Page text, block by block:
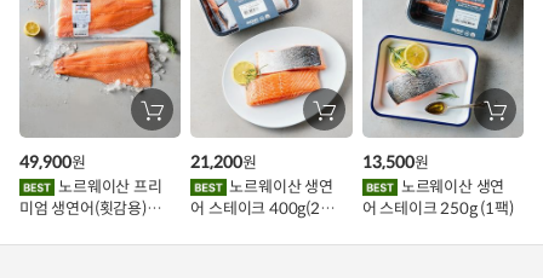
장
바
에
담
기
노르웨이산 프리
미엄 생연어(횟감용)
49,900원
장
바
에
담
기
노르웨이산 생연
어 스테이크 400g(2조
21,200원
장
바
에
담
기
어 스테이크 250g (1팩)
13,500원